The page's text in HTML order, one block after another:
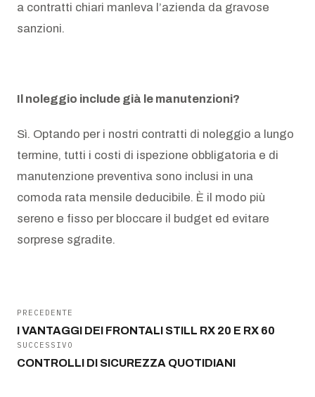
a contratti chiari manleva l’azienda da gravose
sanzioni.
Il noleggio include già le manutenzioni?
Sì. Optando per i nostri contratti di noleggio a lungo
termine, tutti i costi di ispezione obbligatoria e di
manutenzione preventiva sono inclusi in una
comoda rata mensile deducibile. È il modo più
sereno e fisso per bloccare il budget ed evitare
sorprese sgradite.
PRECEDENTE
I VANTAGGI DEI FRONTALI STILL RX 20 E RX 60
SUCCESSIVO
CONTROLLI DI SICUREZZA QUOTIDIANI